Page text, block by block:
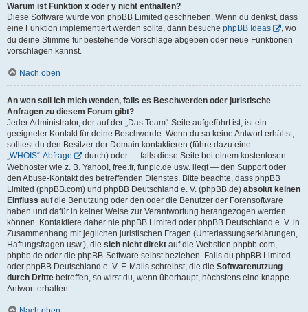
Warum ist Funktion x oder y nicht enthalten?
Diese Software wurde von phpBB Limited geschrieben. Wenn du denkst, dass
eine Funktion implementiert werden sollte, dann besuche phpBB Ideas
, wo
du deine Stimme für bestehende Vorschläge abgeben oder neue Funktionen
vorschlagen kannst.
Nach oben
An wen soll ich mich wenden, falls es Beschwerden oder juristische
Anfragen zu diesem Forum gibt?
Jeder Administrator, der auf der „Das Team“-Seite aufgeführt ist, ist ein
geeigneter Kontakt für deine Beschwerde. Wenn du so keine Antwort erhältst,
solltest du den Besitzer der Domain kontaktieren (führe dazu eine
„WHOIS“-Abfrage
durch) oder — falls diese Seite bei einem kostenlosen
Webhoster wie z. B. Yahoo!, free.fr, funpic.de usw. liegt — den Support oder
den Abuse-Kontakt des betreffenden Dienstes. Bitte beachte, dass phpBB
Limited (phpBB.com) und phpBB Deutschland e. V. (phpBB.de) absolut keinen
Einfluss auf die Benutzung oder den oder die Benutzer der Forensoftware
haben und dafür in keiner Weise zur Verantwortung herangezogen werden
können. Kontaktiere daher nie phpBB Limited oder phpBB Deutschland e. V. in
Zusammenhang mit jeglichen juristischen Fragen (Unterlassungserklärungen,
Haftungsfragen usw.), die sich nicht direkt auf die Websiten phpbb.com,
phpbb.de oder die phpBB-Software selbst beziehen. Falls du phpBB Limited
oder phpBB Deutschland e. V. E-Mails schreibst, die die Softwarenutzung
durch Dritte betreffen, so wirst du, wenn überhaupt, höchstens eine knappe
Antwort erhalten.